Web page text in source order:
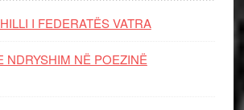
I FEDERATËS VATRA
NDRYSHIM NË POEZINË